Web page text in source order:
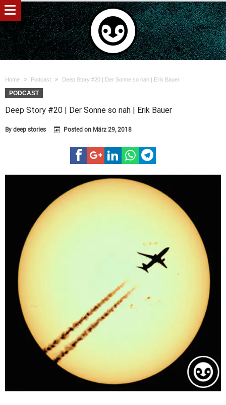
Home Podcast Deep Story #20 | Der Sonne so nah | Erik Bauer
PODCAST
Deep Story #20 | Der Sonne so nah | Erik Bauer
By deep stories Posted on März 29, 2018